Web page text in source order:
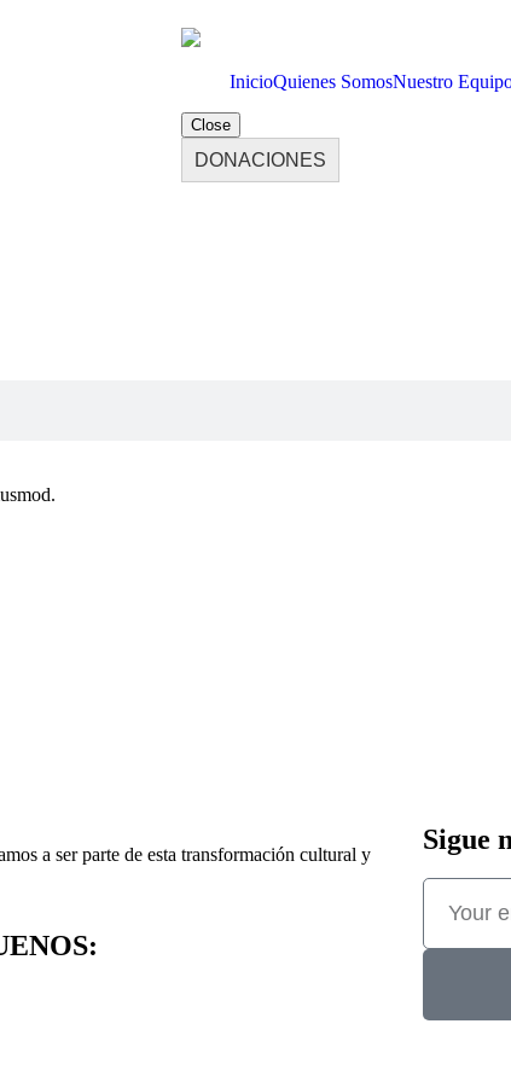
InicioQuienes SomosNuestro
Close
DONACIONES
a ser parte de esta transformación cultural y
Sigue